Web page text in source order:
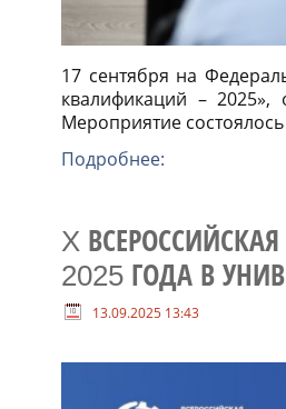
17 сентября на
квалификаций – 2025»,
Мероприятие
Подробнее:
X
2025 ГОДА В
13.09.2025 13:43